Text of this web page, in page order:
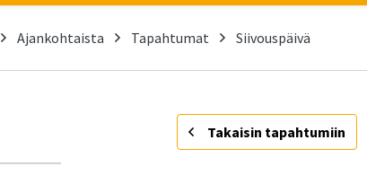
Ajankohtaista Tapahtumat Siivouspäivä
- Takaisin tapahtumiin